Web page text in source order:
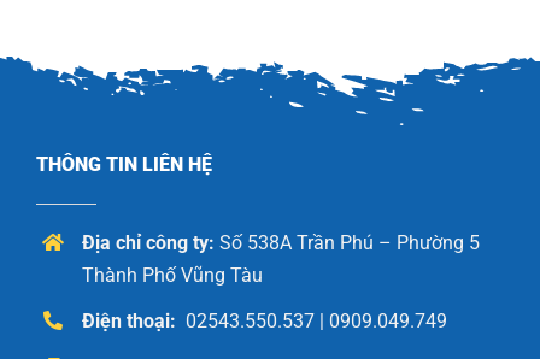
THÔNG TIN LIÊN HỆ
Địa chỉ công ty: Số 538A Trần Phú – Phường 5
Thành Phố Vũng Tàu
Điện thoại: 02543.550.537 | 0909.049.749